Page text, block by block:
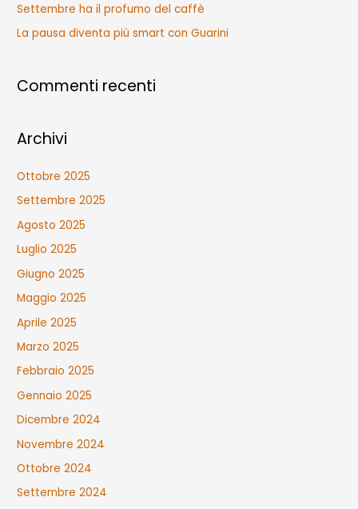
Settembre ha il profumo del caffè
La pausa diventa più smart con Guarini
Commenti recenti
Archivi
Ottobre 2025
Settembre 2025
Agosto 2025
Luglio 2025
Giugno 2025
Maggio 2025
Aprile 2025
Marzo 2025
Febbraio 2025
Gennaio 2025
Dicembre 2024
Novembre 2024
Ottobre 2024
Settembre 2024